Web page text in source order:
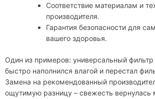
Соответствие материалам и
производителя.
Гарантия безопасности для
вашего здоровья.
Один из примеров: универсальный фильтр
быстро наполнился влагой и перестал
Замена на рекомендованный
ощутимую разницу – свежесть вернулась